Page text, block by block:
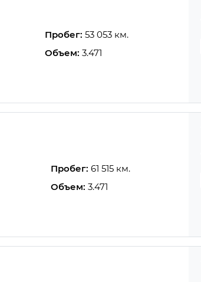
Пробег: 53 053 км.
Объем: 3.471
Пробег: 61 515 км.
Объем: 3.471